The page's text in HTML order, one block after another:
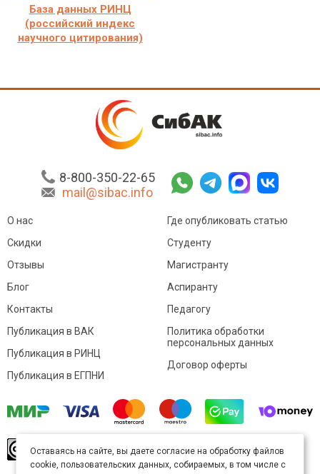
База данных РИНЦ
(российский индекс
научного цитирования)
8-800-350-22-65
mail@sibac.info
О нас
Скидки
Отзывы
Блог
Контакты
Где опубликовать статью
Студенту
Магистранту
Аспиранту
Педагогу
Публикация в ВАК
Публикация в РИНЦ
Публикация в ЕГПНИ
Политика обработки
персональных данных
Договор оферты
произведение доступно полицензии Creative
Commons «Attribution» («Атрибуция») 4.0
Оставаясь на сайте, вы даете согласие на обработку файлов
cookie, пользовательских данных, собираемых, в том числе с